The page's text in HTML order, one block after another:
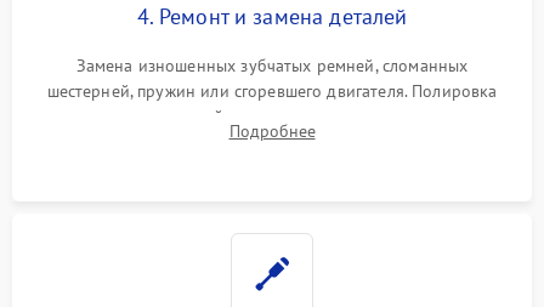
4. Ремонт и замена деталей
Замена изношенных зубчатых ремней, сломанных
шестерней, пружин или сгоревшего двигателя. Полировка
челночного устройства для устранения заусенцев.
Восстановление контактов в педали и пайка элементов на
Подробнее